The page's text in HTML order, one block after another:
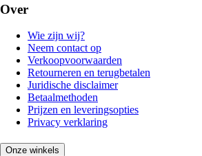
Over
Wie zijn wij?
Neem contact op
Verkoopvoorwaarden
Retourneren en terugbetalen
Juridische disclaimer
Betaalmethoden
Prijzen en leveringsopties
Privacy verklaring
Onze winkels